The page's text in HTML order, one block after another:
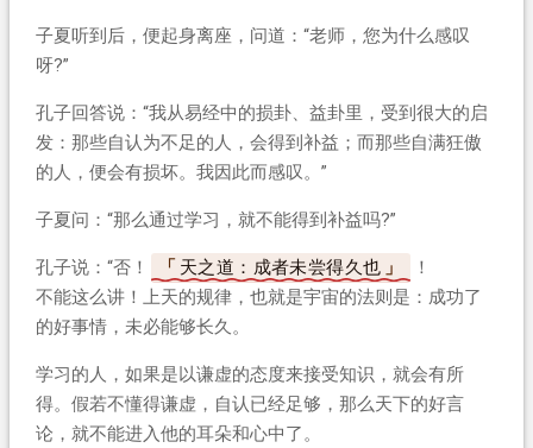
子夏听到后，便起身离座，问道：“老师，您为什么感叹
呀?”
孔子回答说：“我从易经中的损卦、益卦里，受到很大的启
发：那些自认为不足的人，会得到补益；而那些自满狂傲
的人，便会有损坏。我因此而感叹。”
子夏问：“那么通过学习，就不能得到补益吗?”
孔子说：“否！ 天之道：成者未尝得久也
！
不能这么讲！上天的规律，也就是宇宙的法则是：成功了
的好事情，未必能够长久。
学习的人，如果是以谦虚的态度来接受知识，就会有所
得。假若不懂得谦虚，自认已经足够，那么天下的好言
论，就不能进入他的耳朵和心中了。